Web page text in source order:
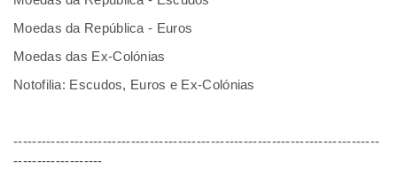
Moedas da República - Euros
Moedas das Ex-Colónias
Notofilia: Escudos, Euros e Ex-Colónias
------------------------------------------------------------------------------
-------------------